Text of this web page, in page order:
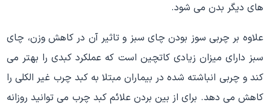
های دیگر بدن می شود.
علاوه بر چربی سوز بودن چای سبز و تاثیر آن در کاهش وزن، چای
سبز دارای میزان زیادی کاتچین است که عملکرد کبدی را بهتر می
کند و چربی انباشته شده در بیماران مبتلا به کبد چرب غیر الکلی را
کاهش می دهد. برای از بین بردن علائم کبد چرب می توانید روزانه